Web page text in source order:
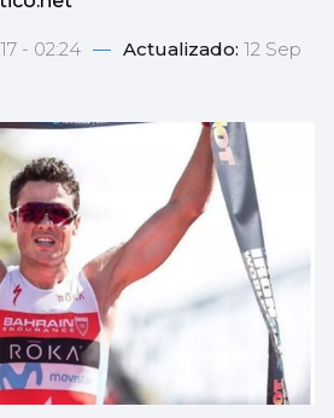
- 02:24 — Actualizado: 12 Sep